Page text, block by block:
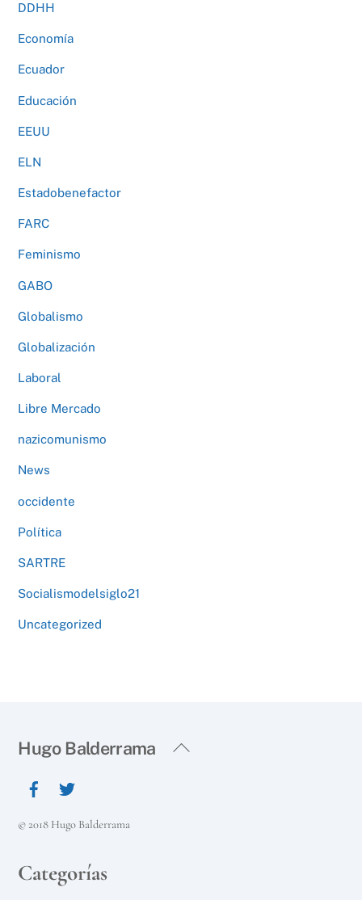
DDHH
Economía
Ecuador
Educación
EEUU
ELN
Estadobenefactor
FARC
Feminismo
GABO
Globalismo
Globalización
Laboral
Libre Mercado
nazicomunismo
News
occidente
Política
SARTRE
Socialismodelsiglo21
Uncategorized
Back
Hugo Balderrama
© 2018 Hugo Balderrama
Categorías